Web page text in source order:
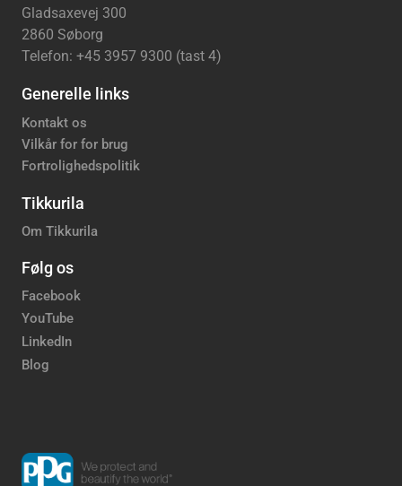
Gladsaxevej 300
2860 Søborg
Telefon: +45 3957 9300 (tast 4)
Generelle links
Kontakt os
Vilkår for for brug
Fortrolighedspolitik
Tikkurila
Om Tikkurila
Følg os
Facebook
YouTube
LinkedIn
Blog